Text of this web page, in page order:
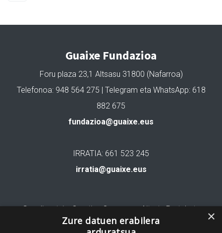
Guaixe Fundazioa
Foru plaza 23,1 Altsasu 31800 (Nafarroa)
Telefonoa: 948 564 275 | Telegram eta WhatsApp: 618
882 675
fundazioa@guaixe.eus
IRRATIA: 661 523 245
irratia@guaixe.eus
Gure lizentzia: Creative Commons Aitortu Partekatu ×
Zure datuen erabilera